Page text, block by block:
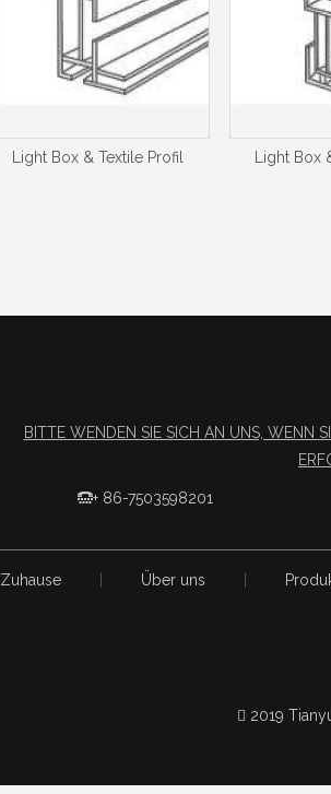
Light Box & Textile Profil Light Box
BITTE WENDEN SIE SICH AN UNS, WENN
+ 86-7503598201
Zuhause Über uns
 2019